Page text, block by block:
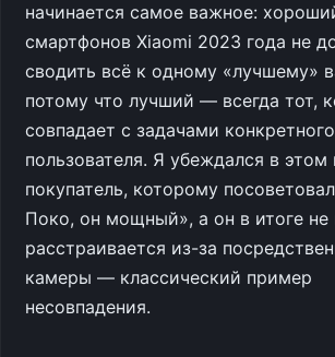
начинается самое важное:
смартфонов Xiaomi 2023 года не
сводить всё к одному «лучшему»
потому что лучший — всегда тот,
совпадает с задачами конкретного
пользователя. Я убеждался в этом
покупатель, которому
Поко, он мощный», а он в итоге не
расстраивается из-за
камеры — классический пример
несовпадения.